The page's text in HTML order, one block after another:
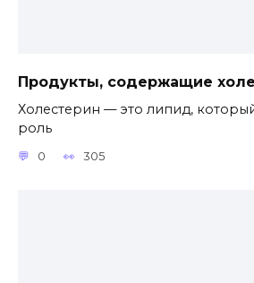
Продукты, содержащие
Холестерин — это липид,
роль
0 305